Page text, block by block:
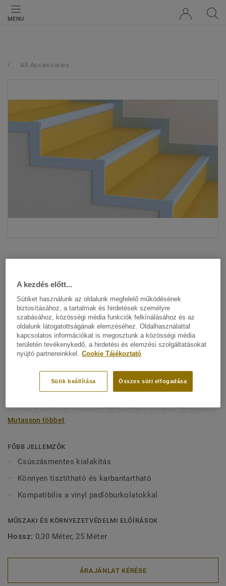
MENU
All Accessories
Minden dizájn megtekitése. (13)
All Accessories|Befejező munkák
PVC lépcsőélvédő
Lépcsőélvédő profiljaink különböző formákban és
méretekben érhetők el, hogy illeszkedjenek a különféle
enyhén kerekített formával, 8R hajlítási sugárral. Rugalmas
szerkezetüknek köszönhetően egyszerűen telepíthetők, és
vinylburkolatokkal. Lépcsőélvédőink elérhetők élesebb
szögű, 2R hajlítási sugarú kivitelben is, 16 cm-nél
alumínium változatban is rendelkezésre állnak. A meglévő
burkolatra kell őket felszerelni. Nagyon dekoratívak, és
Mutasson többet
FŐBB JELLEMZŐK
Csúszásmentes kialakítás
Könnyen tisztítható és karbantartható
Kompatibilis a vinyl padlóburkolatokkal
MŰSZAKI ÉS KÖRNYEZETVÉDELMI ELŐÍRÁSOK
Hossz: 0,30 Méter, 25 Méter
ÁRAJÁNLAT KÉRÉSE
A kezdés előtt...
Sütiket használunk az oldalunk megfelelő működésének
biztosításához, a tartalmak és hirdetések személyre
szabásához, közösségi média funkciók felkínálásához és az
oldalunk látogatottságának elemzéséhez. Oldalhasználattal
kapcsolatos információkat is megosztunk a közösségi média
területén tevékenykedő, a hirdetési és elemzési szolgáltatásokat
nyújtó partnereinkkel. Cookie Tájékoztató
Összes süti elfogadása
Sütik beállítása